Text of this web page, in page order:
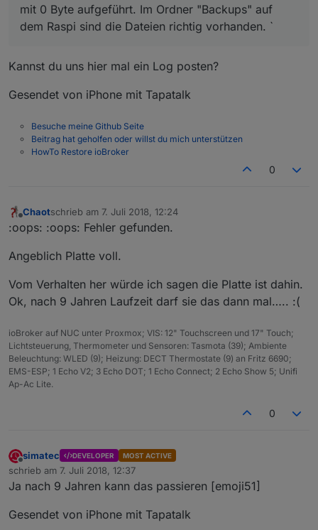
mit 0 Byte aufgeführt. Im Ordner "Backups" auf
dem Raspi sind die Dateien richtig vorhanden. `
Kannst du uns hier mal ein Log posten?
Gesendet von iPhone mit Tapatalk
Besuche meine Github Seite
Beitrag hat geholfen oder willst du mich unterstützen
HowTo Restore ioBroker
0
Chaotschrieb am 7. Juli 2018, 12:24
zuletzt editiert von
:oops: :oops: Fehler gefunden.
Angeblich Platte voll.
Vom Verhalten her würde ich sagen die Platte ist dahin.
Ok, nach 9 Jahren Laufzeit darf sie das dann mal….. :(
ioBroker auf NUC unter Proxmox; VIS: 12" Touchscreen und 17" Touch;
Lichtsteuerung, Thermometer und Sensoren: Tasmota (39); Ambiente
Beleuchtung: WLED (9); Heizung: DECT Thermostate (9) an Fritz 6690;
EMS-ESP; 1 Echo V2; 3 Echo DOT; 1 Echo Connect; 2 Echo Show 5; Unifi
Ap-Ac Lite.
0
Offline
simatec DEVELOPER MOST ACTIVE
schrieb am 7. Juli 2018, 12:37
zuletzt editiert von
Ja nach 9 Jahren kann das passieren [emoji51]
Gesendet von iPhone mit Tapatalk